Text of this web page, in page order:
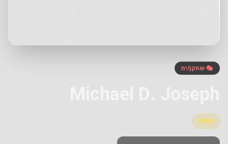
🎭 שחקן/ית
IMDb